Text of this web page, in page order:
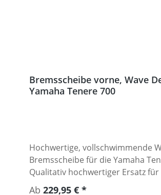
2022 Yamaha Tenere 700 World
Bremsscheibe vorne, Wave
Yamaha Tenere 700
Hochwertige, vollschwimmende
Bremsscheibe für die Yamaha
Qualitativ hochwertiger Ersatz für
verschlissene original
Regulärer Preis:
Ab 229,95 €